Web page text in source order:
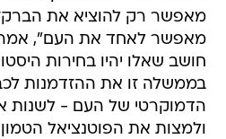
מאפשר רק להוציא את
מאפשר לאחד את העם", אמר.
חושב שאלו יהיו בחירות
בממשלה זו את ההזדמנות
הדמוקרטי של העם - לשנות
ולמצות את הפוטנציאל